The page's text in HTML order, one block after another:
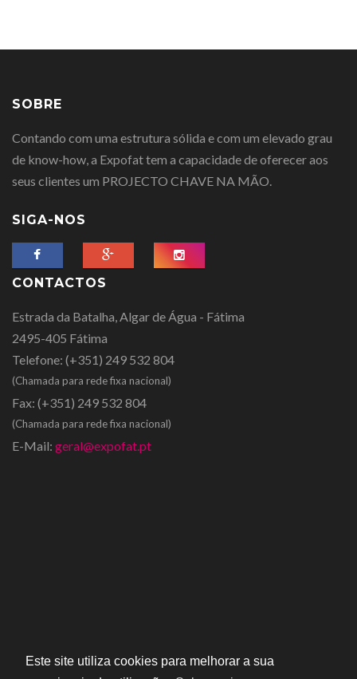
Este site utiliza cookies para melhorar a sua
SOBRE
Contando com uma estrutura sólida e com um elevado grau
de know-how, a Expofat tem a capacidade de oferecer aos
seus clientes um PROJECTO CHAVE NA MÃO.
SIGA-NOS
CONTACTOS
Estrada da Batalha, Algar de Água - Fátima
2495-405 Fátima
Telefone: (+351) 249 532 804
(Chamada para rede fixa nacional)
Fax: (+351) 249 532 804
(Chamada para rede fixa nacional)
E-Mail: geral@expofat.pt